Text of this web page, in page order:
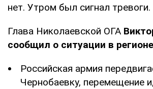
нет. Утром был сигнал тревоги.
Глава Николаевской ОГА
сообщил о ситуации в
Российская армия
Чернобаевку, перемещение